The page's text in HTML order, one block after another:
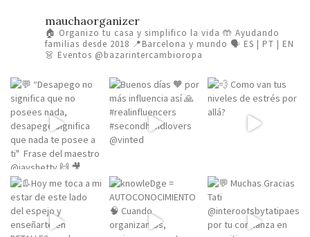
mauchaorganizer
🏠 Organizo tu casa y simplifico la vida 🤲 Ayudando
familias desde 2018 📍Barcelona y mundo 🗣️ ES | PT | EN
👗 Eventos @bazarintercambioropa